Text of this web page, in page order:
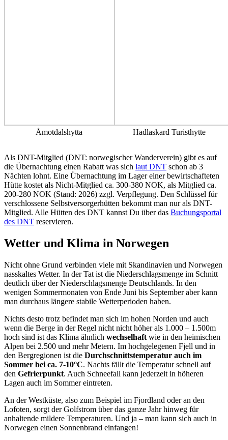
Åmotdalshytta Hadlaskard Turisthytte
Als DNT-Mitglied (DNT: norwegischer Wanderverein) gibt es auf
die Übernachtung einen Rabatt was sich laut DNT schon ab 3
Nächten lohnt. Eine Übernachtung im Lager einer bewirtschafteten
Hütte kostet als Nicht-Mitglied ca. 300-380 NOK, als Mitglied ca.
200-280 NOK (Stand: 2026) zzgl. Verpflegung. Den Schlüssel für
verschlossene Selbstversorgerhütten bekommt man nur als DNT-
Mitglied. Alle Hütten des DNT kannst Du über das Buchungsportal
des DNT reservieren.
Wetter und Klima in Norwegen
Nicht ohne Grund verbinden viele mit Skandinavien und Norwegen
nasskaltes Wetter. In der Tat ist die Niederschlagsmenge im Schnitt
deutlich über der Niederschlagsmenge Deutschlands. In den
wenigen Sommermonaten von Ende Juni bis September aber kann
man durchaus längere stabile Wetterperioden haben.
Nichts desto trotz befindet man sich im hohen Norden und auch
wenn die Berge in der Regel nicht nicht höher als 1.000 – 1.500m
hoch sind ist das Klima ähnlich wechselhaft wie in den heimischen
Alpen bei 2.500 und mehr Metern. Im hochgelegenen Fjell und in
den Bergregionen ist die Durchschnittstemperatur auch im
Sommer bei ca. 7-10°C. Nachts fällt die Temperatur schnell auf
den Gefrierpunkt. Auch Schneefall kann jederzeit in höheren
Lagen auch im Sommer eintreten.
An der Westküste, also zum Beispiel im Fjordland oder an den
Lofoten, sorgt der Golfstrom über das ganze Jahr hinweg für
anhaltende mildere Temperaturen. Und ja – man kann sich auch in
Norwegen einen Sonnenbrand einfangen!